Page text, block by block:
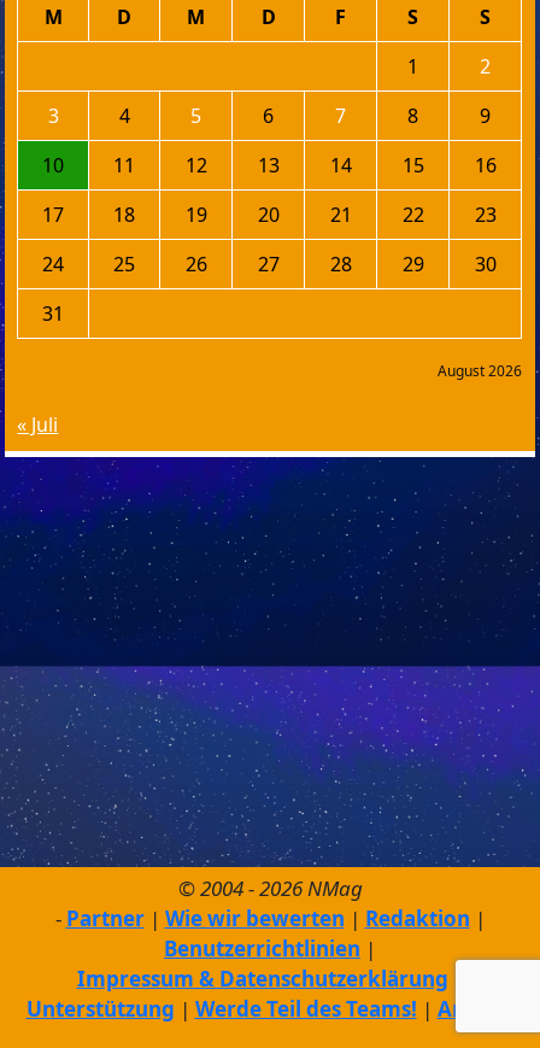
August 2026
M D M D F S
S
1
2
3
4 5 6 7 8
9
10
11 12 13 14 15
16
17
18 19 20 21 22
23
24
25 26 27 28 29
30
31
« Juli
© 2004 - 2026 NMag
Partner
Wie wir bewerten
Redaktion
Benutzerrichtlinien
Impressum & Datenschutzerklärung
Unterstützung
Werde Teil des Teams! Archiv